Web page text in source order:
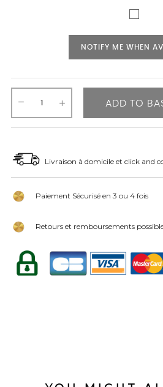
NOTIFY ME WHEN
ADD TO
Livraison à domicile et click and
Paiement Sécurisé en 3 ou 4 fois
Retours et remboursements